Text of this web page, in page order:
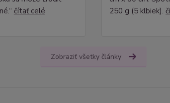
čítať celé
250 g (5 klbiek).
Zobraziť všetky články